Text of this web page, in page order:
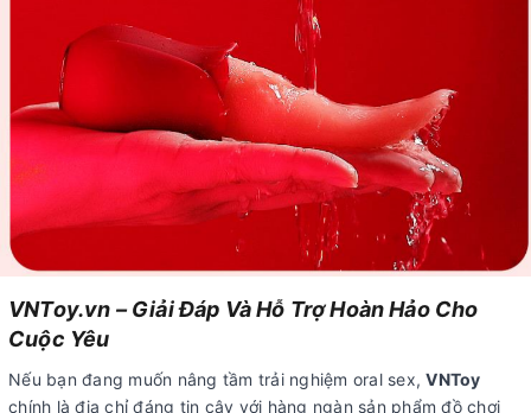
VNToy.vn – Giải Đáp Và Hỗ Trợ Hoàn Hảo Cho
Cuộc Yêu
Nếu bạn đang muốn nâng tầm trải nghiệm oral sex,VNToy
chính là địa chỉ đáng tin cậy với hàng ngàn sản phẩm đồ chơi